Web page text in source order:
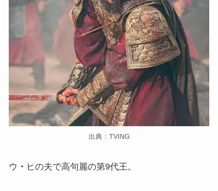
出典：TVING
ウ ・ ヒの夫で高句麗の第9代王。